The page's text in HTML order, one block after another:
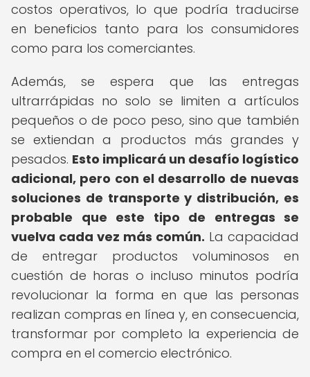
costos operativos, lo que podría traducirse
en beneficios tanto para los consumidores
como para los comerciantes.
Además, se espera que las entregas
ultrarrápidas no solo se limiten a artículos
pequeños o de poco peso, sino que también
se extiendan a productos más grandes y
pesados. Esto implicará un desafío logístico
adicional, pero con el desarrollo de nuevas
soluciones de transporte y distribución, es
probable que este tipo de entregas se
vuelva cada vez más común. La capacidad
de entregar productos voluminosos en
cuestión de horas o incluso minutos podría
revolucionar la forma en que las personas
realizan compras en línea y, en consecuencia,
transformar por completo la experiencia de
compra en el comercio electrónico.